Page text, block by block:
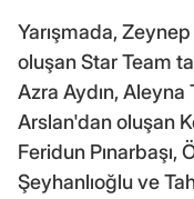
Yarışmada,
oluşan Star Team
Azra Aydın,
Arslan'dan oluşan
Feridun Pınarbaşı,
Şeyhanlıoğlu ve